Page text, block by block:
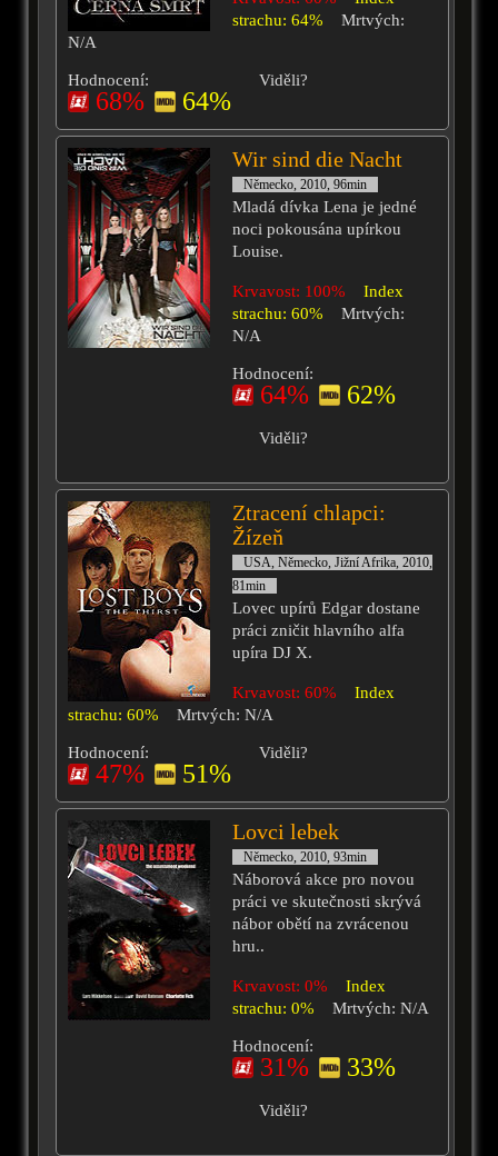
strachu: 64%
Mrtvých:
N/A
Hodnocení:
68% 64%
Viděli?
Wir sind die Nacht
Německo, 2010, 96min
Mladá dívka Lena je jedné
noci pokousána upírkou
Louise.
Krvavost: 100%
Index
strachu: 60%
Mrtvých:
N/A
Hodnocení:
64% 62%
Viděli?
Ztracení chlapci:
Žízeň
USA, Německo, Jižní Afrika, 2010,
81min
Lovec upírů Edgar dostane
práci zničit hlavního alfa
upíra DJ X.
Krvavost: 60%
Index
strachu: 60%
Mrtvých: N/A
Hodnocení:
47% 51%
Viděli?
Lovci lebek
Německo, 2010, 93min
Náborová akce pro novou
práci ve skutečnosti skrývá
nábor obětí na zvrácenou
hru..
Krvavost: 0%
Index
strachu: 0%
Mrtvých: N/A
Hodnocení:
31% 33%
Viděli?